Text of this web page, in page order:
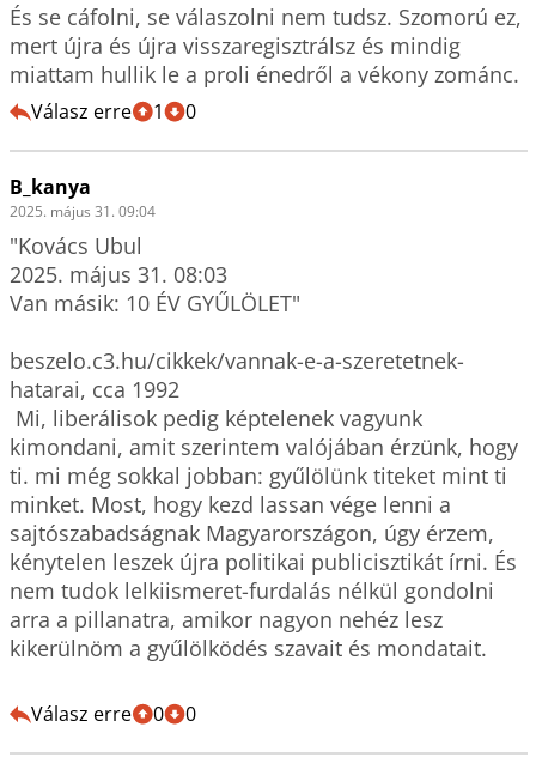
És se cáfolni, se válaszolni nem tudsz. Szomorú ez,
mert újra és újra visszaregisztrálsz és mindig
miattam hullik le a proli énedről a vékony zománc.
Válasz erre 1 0
B_kanya
2025. május 31. 09:04
"Kovács Ubul
2025. május 31. 08:03
Van másik: 10 ÉV GYŰLÖLET"
beszelo.c3.hu/cikkek/vannak-e-a-szeretetnek-
hatarai, cca 1992
kimondani, amit szerintem valójában érzünk, hogy
ti. mi még sokkal jobban: gyűlölünk titeket mint ti
minket. Most, hogy kezd lassan vége lenni a
sajtószabadságnak Magyarországon, úgy érzem,
kénytelen leszek újra politikai publicisztikát írni. És
nem tudok lelkiismeret-furdalás nélkül gondolni
arra a pillanatra, amikor nagyon nehéz lesz
kikerülnöm a gyűlölködés szavait és mondatait.
Válasz erre 0 0